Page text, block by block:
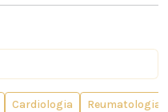
Cardiologia Reumatologia